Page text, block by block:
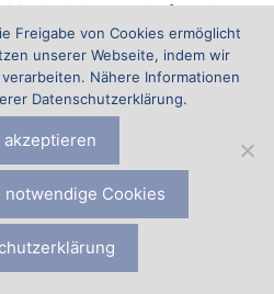
und oftmals
Gestaltung,
von
Benefitsystemen
viele
Fragen vonseiten der
der Mitbestimmung, der
Comp&Ben-
Akademie für Benefits &
in Form
Freigabe von Cookies ermöglicht
unserer Webseite, indem wir
Nähere Informationen
Datenschutzerklärung.
akzeptieren
notwendige Cookies